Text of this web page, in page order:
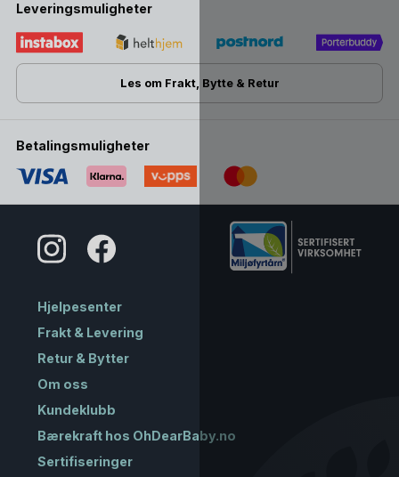
Leveringsmuligheter
Les om Frakt, Bytte & Retur
Betalingsmuligheter
Hjelpesenter
Frakt & Levering
Retur & Bytter
Om oss
Kundeklubb
Bærekraft hos OhDearBaby.no
Sertifiseringer